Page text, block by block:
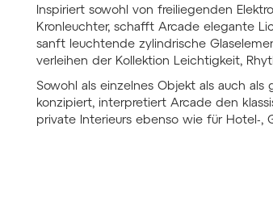
Inspiriert sowohl von freiliegenden
Kronleuchter, schafft Arcade elegante
sanft leuchtende zylindrische
verleihen der Kollektion Leichtigkeit,
Sowohl als einzelnes Objekt als auch
konzipiert, interpretiert Arcade den
private Interieurs ebenso wie für Hotel-,